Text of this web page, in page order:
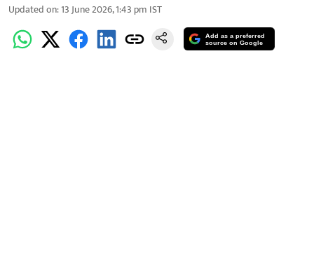
Updated on:13 June 2026, 1:43 pm IST
Add as a preferred
source on Google